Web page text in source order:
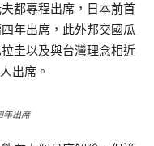
都專程出席，日本前首
年出席，此外邦交國瓜
圭以及與台灣理念相近
出席。
年出席